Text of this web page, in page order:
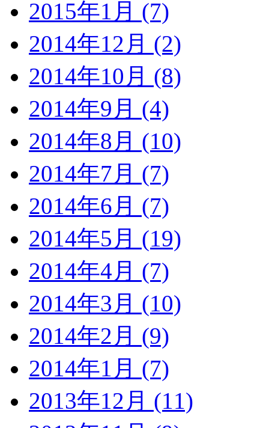
2015年1月 (7)
2014年12月 (2)
2014年10月 (8)
2014年9月 (4)
2014年8月 (10)
2014年7月 (7)
2014年6月 (7)
2014年5月 (19)
2014年4月 (7)
2014年3月 (10)
2014年2月 (9)
2014年1月 (7)
2013年12月 (11)